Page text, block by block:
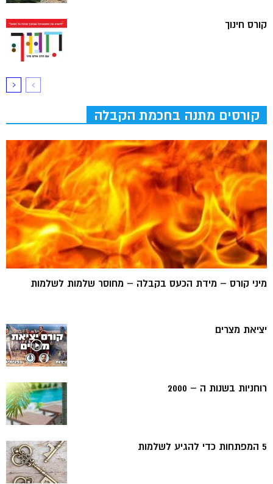
קורס חינוך
קורסים מתנה בחכמת הקבלה
מיני קורס – מידת הכעס בקבלה – מחוסר שלמות לשלמות
יציאת מצרים
רוחניות בשנות ה – 2000
5 המפתחות כדי להגיע לשלמות